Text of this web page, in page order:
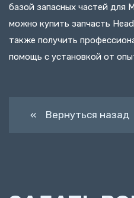
базой запасных частей
можно купить запчасть
также получить
помощь с установкой от
« Вернуться назад